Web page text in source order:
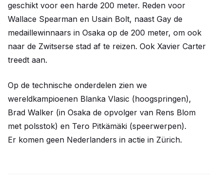
geschikt voor een harde 200 meter. Reden voor
Wallace Spearman en Usain Bolt, naast Gay de
medaillewinnaars in Osaka op de 200 meter, om ook
naar de Zwitserse stad af te reizen. Ook Xavier Carter
treedt aan.
Op de technische onderdelen zien we
wereldkampioenen Blanka Vlasic (hoogspringen),
Brad Walker (in Osaka de opvolger van Rens Blom
met polsstok) en Tero Pitkämäki (speerwerpen).
Er komen geen Nederlanders in actie in Zürich.